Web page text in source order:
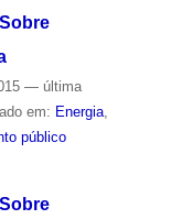
— última
em: Energia,
público